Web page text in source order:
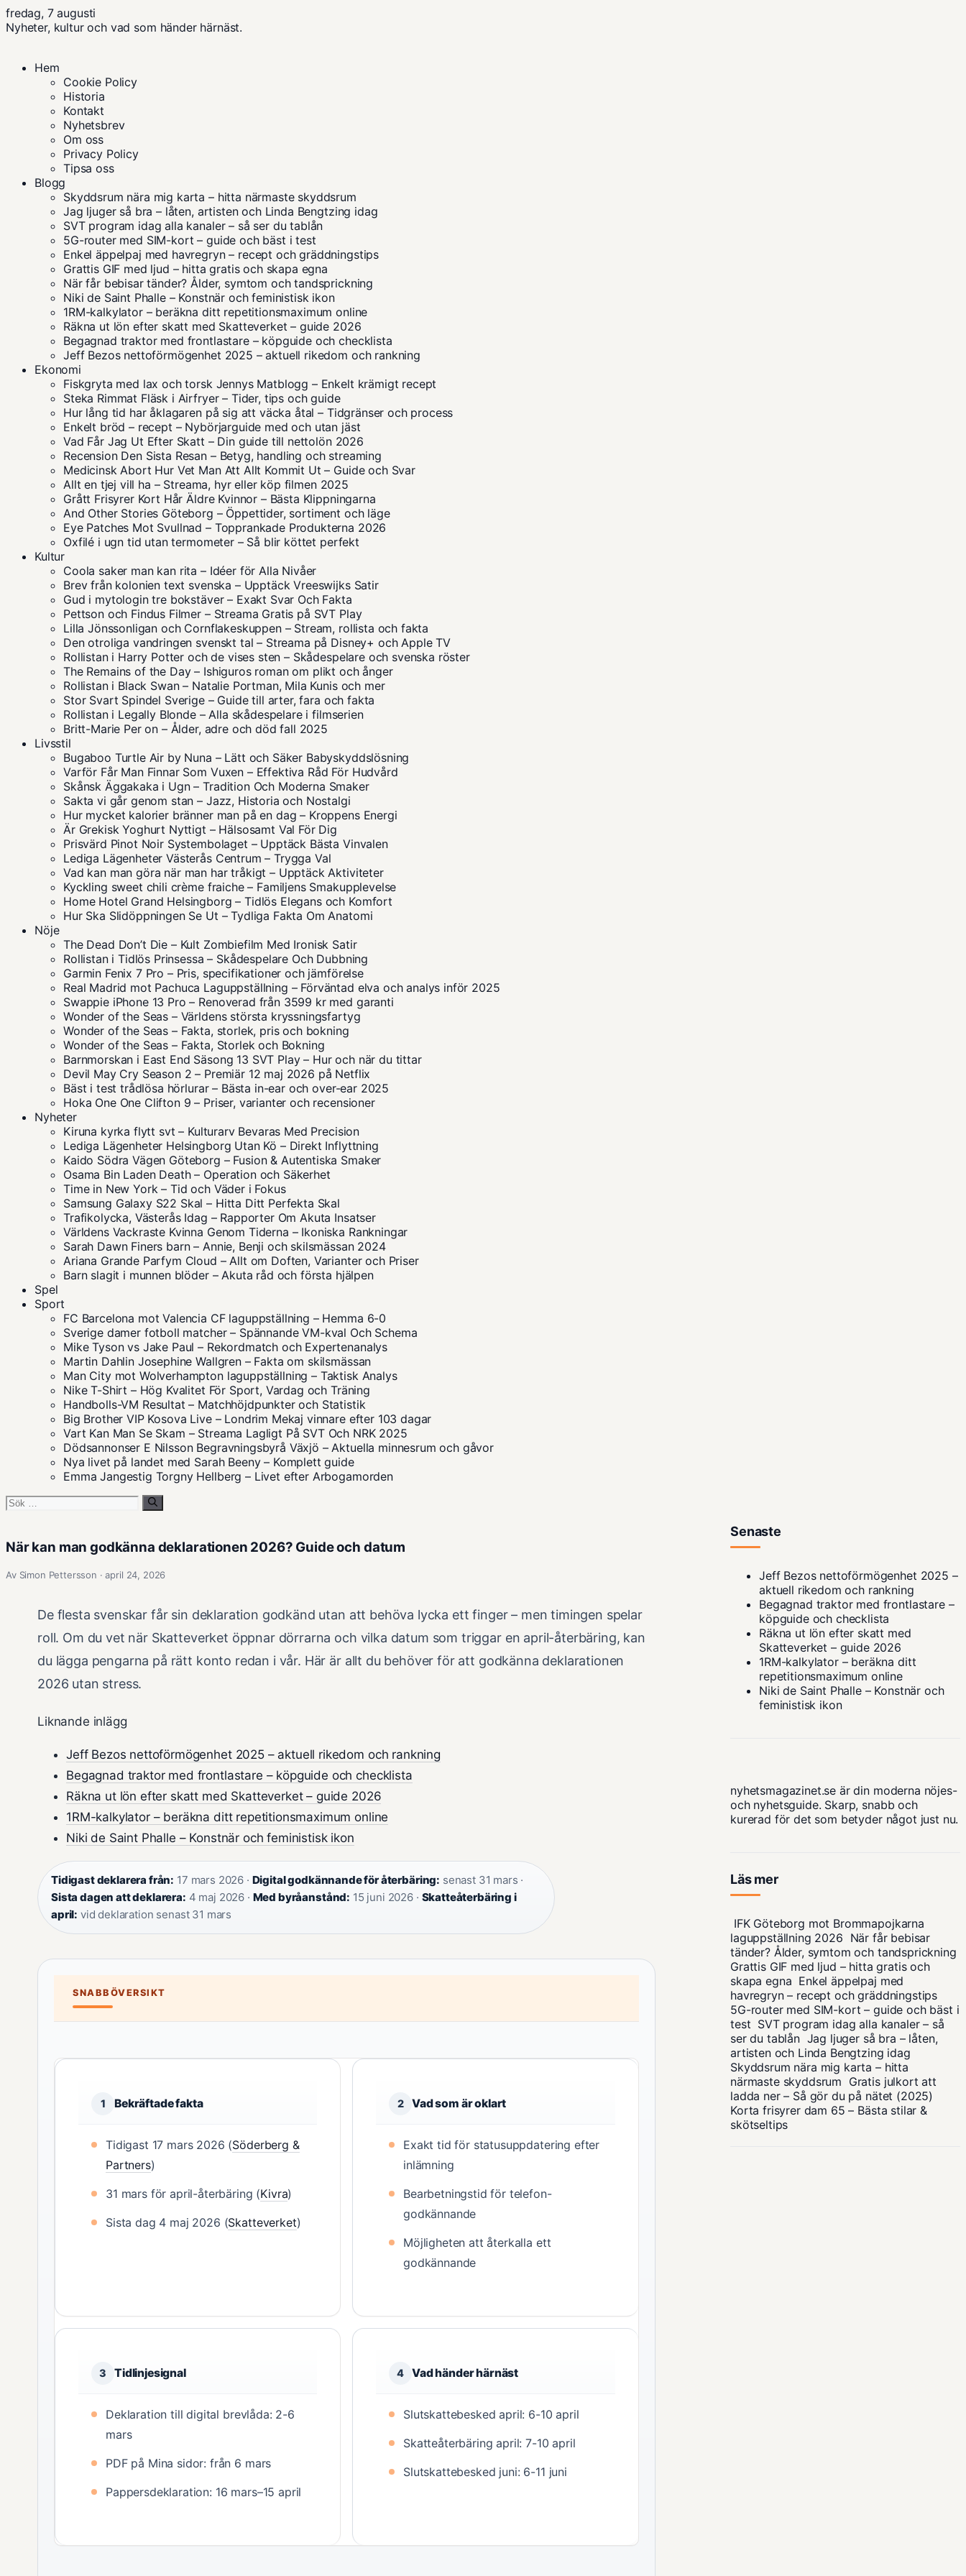
fredag, 7 augusti
Nyheter, kultur och vad som händer härnäst.
Hem
Cookie Policy
Historia
Kontakt
Nyhetsbrev
Om oss
Privacy Policy
Tipsa oss
Blogg
Skyddsrum nära mig karta – hitta närmaste skyddsrum
Jag ljuger så bra – låten, artisten och Linda Bengtzing idag
SVT program idag alla kanaler – så ser du tablån
5G-router med SIM-kort – guide och bäst i test
Enkel äppelpaj med havregryn – recept och gräddningstips
Grattis GIF med ljud – hitta gratis och skapa egna
När får bebisar tänder? Ålder, symtom och tandsprickning
Niki de Saint Phalle – Konstnär och feministisk ikon
1RM-kalkylator – beräkna ditt repetitionsmaximum online
Räkna ut lön efter skatt med Skatteverket – guide 2026
Begagnad traktor med frontlastare – köpguide och checklista
Jeff Bezos nettoförmögenhet 2025 – aktuell rikedom och rankning
Ekonomi
Fiskgryta med lax och torsk Jennys Matblogg – Enkelt krämigt recept
Steka Rimmat Fläsk i Airfryer – Tider, tips och guide
Hur lång tid har åklagaren på sig att väcka åtal – Tidgränser och process
Enkelt bröd – recept – Nybörjarguide med och utan jäst
Vad Får Jag Ut Efter Skatt – Din guide till nettolön 2026
Recension Den Sista Resan – Betyg, handling och streaming
Medicinsk Abort Hur Vet Man Att Allt Kommit Ut – Guide och Svar
Allt en tjej vill ha – Streama, hyr eller köp filmen 2025
Grått Frisyrer Kort Hår Äldre Kvinnor – Bästa Klippningarna
And Other Stories Göteborg – Öppettider, sortiment och läge
Eye Patches Mot Svullnad – Topprankade Produkterna 2026
Oxfilé i ugn tid utan termometer – Så blir köttet perfekt
Kultur
Coola saker man kan rita – Idéer för Alla Nivåer
Brev från kolonien text svenska – Upptäck Vreeswijks Satir
Gud i mytologin tre bokstäver – Exakt Svar Och Fakta
Pettson och Findus Filmer – Streama Gratis på SVT Play
Lilla Jönssonligan och Cornflakeskuppen – Stream, rollista och fakta
Den otroliga vandringen svenskt tal – Streama på Disney+ och Apple TV
Rollistan i Harry Potter och de vises sten – Skådespelare och svenska röster
The Remains of the Day – Ishiguros roman om plikt och ånger
Rollistan i Black Swan – Natalie Portman, Mila Kunis och mer
Stor Svart Spindel Sverige – Guide till arter, fara och fakta
Rollistan i Legally Blonde – Alla skådespelare i filmserien
Britt-Marie Per on – Ålder, adre och död fall 2025
Livsstil
Bugaboo Turtle Air by Nuna – Lätt och Säker Babyskyddslösning
Varför Får Man Finnar Som Vuxen – Effektiva Råd För Hudvård
Skånsk Äggakaka i Ugn – Tradition Och Moderna Smaker
Sakta vi går genom stan – Jazz, Historia och Nostalgi
Hur mycket kalorier bränner man på en dag – Kroppens Energi
Är Grekisk Yoghurt Nyttigt – Hälsosamt Val För Dig
Prisvärd Pinot Noir Systembolaget – Upptäck Bästa Vinvalen
Lediga Lägenheter Västerås Centrum – Trygga Val
Vad kan man göra när man har tråkigt – Upptäck Aktiviteter
Kyckling sweet chili crème fraiche – Familjens Smakupplevelse
Home Hotel Grand Helsingborg – Tidlös Elegans och Komfort
Hur Ska Slidöppningen Se Ut – Tydliga Fakta Om Anatomi
Nöje
The Dead Don’t Die – Kult Zombiefilm Med Ironisk Satir
Rollistan i Tidlös Prinsessa – Skådespelare Och Dubbning
Garmin Fenix 7 Pro – Pris, specifikationer och jämförelse
Real Madrid mot Pachuca Laguppställning – Förväntad elva och analys inför 2025
Swappie iPhone 13 Pro – Renoverad från 3599 kr med garanti
Wonder of the Seas – Världens största kryssningsfartyg
Wonder of the Seas – Fakta, storlek, pris och bokning
Wonder of the Seas – Fakta, Storlek och Bokning
Barnmorskan i East End Säsong 13 SVT Play – Hur och när du tittar
Devil May Cry Season 2 – Premiär 12 maj 2026 på Netflix
Bäst i test trådlösa hörlurar – Bästa in-ear och over-ear 2025
Hoka One One Clifton 9 – Priser, varianter och recensioner
Nyheter
Kiruna kyrka flytt svt – Kulturarv Bevaras Med Precision
Lediga Lägenheter Helsingborg Utan Kö – Direkt Inflyttning
Kaido Södra Vägen Göteborg – Fusion & Autentiska Smaker
Osama Bin Laden Death – Operation och Säkerhet
Time in New York – Tid och Väder i Fokus
Samsung Galaxy S22 Skal – Hitta Ditt Perfekta Skal
Trafikolycka, Västerås Idag – Rapporter Om Akuta Insatser
Världens Vackraste Kvinna Genom Tiderna – Ikoniska Rankningar
Sarah Dawn Finers barn – Annie, Benji och skilsmässan 2024
Ariana Grande Parfym Cloud – Allt om Doften, Varianter och Priser
Barn slagit i munnen blöder – Akuta råd och första hjälpen
Spel
Sport
FC Barcelona mot Valencia CF laguppställning – Hemma 6-0
Sverige damer fotboll matcher – Spännande VM-kval Och Schema
Mike Tyson vs Jake Paul – Rekordmatch och Expertenanalys
Martin Dahlin Josephine Wallgren – Fakta om skilsmässan
Man City mot Wolverhampton laguppställning – Taktisk Analys
Nike T-Shirt – Hög Kvalitet För Sport, Vardag och Träning
Handbolls-VM Resultat – Matchhöjdpunkter och Statistik
Big Brother VIP Kosova Live – Londrim Mekaj vinnare efter 103 dagar
Vart Kan Man Se Skam – Streama Lagligt På SVT Och NRK 2025
Dödsannonser E Nilsson Begravningsbyrå Växjö – Aktuella minnesrum och gåvor
Nya livet på landet med Sarah Beeny – Komplett guide
Emma Jangestig Torgny Hellberg – Livet efter Arbogamorden
Sök
När kan man godkänna deklarationen 2026? Guide och datum
Av Simon Pettersson · april 24, 2026
De flesta svenskar får sin deklaration godkänd utan att behöva lycka ett finger – men timingen spelar
roll. Om du vet när Skatteverket öppnar dörrarna och vilka datum som triggar en april-återbäring, kan
du lägga pengarna på rätt konto redan i vår. Här är allt du behöver för att godkänna deklarationen
2026 utan stress.
Liknande inlägg
Jeff Bezos nettoförmögenhet 2025 – aktuell rikedom och rankning
Begagnad traktor med frontlastare – köpguide och checklista
Räkna ut lön efter skatt med Skatteverket – guide 2026
1RM-kalkylator – beräkna ditt repetitionsmaximum online
Niki de Saint Phalle – Konstnär och feministisk ikon
Tidigast deklarera från: 17 mars 2026 · Digital godkännande för återbäring: senast 31 mars ·
Sista dagen att deklarera: 4 maj 2026 · Med byråanstånd: 15 juni 2026 · Skatteåterbäring i
april: vid deklaration senast 31 mars
SNABBÖVERSIKT
1 Bekräftade fakta
Tidigast 17 mars 2026 (Söderberg &
Partners)
31 mars för april-återbäring (Kivra)
Sista dag 4 maj 2026 (Skatteverket)
2 Vad som är oklart
Exakt tid för statusuppdatering efter
inlämning
Bearbetningstid för telefon-
godkännande
Möjligheten att återkalla ett
godkännande
3 Tidlinjesignal
Deklaration till digital brevlåda: 2-6
mars
PDF på Mina sidor: från 6 mars
Pappersdeklaration: 16 mars–15 april
4 Vad händer härnäst
Slutskattebesked april: 6-10 april
Skatteåterbäring april: 7-10 april
Slutskattebesked juni: 6-11 juni
Senaste
Jeff Bezos nettoförmögenhet 2025 –
aktuell rikedom och rankning
Begagnad traktor med frontlastare –
köpguide och checklista
Räkna ut lön efter skatt med
Skatteverket – guide 2026
1RM-kalkylator – beräkna ditt
repetitionsmaximum online
Niki de Saint Phalle – Konstnär och
feministisk ikon
nyhetsmagazinet.se är din moderna nöjes-
och nyhetsguide. Skarp, snabb och
kurerad för det som betyder något just nu.
Läs mer
IFK Göteborg mot Brommapojkarna
laguppställning 2026 När får bebisar
tänder? Ålder, symtom och tandsprickning
Grattis GIF med ljud – hitta gratis och
skapa egna Enkel äppelpaj med
havregryn – recept och gräddningstips
5G-router med SIM-kort – guide och bäst i
test SVT program idag alla kanaler – så
ser du tablån Jag ljuger så bra – låten,
artisten och Linda Bengtzing idag
Skyddsrum nära mig karta – hitta
närmaste skyddsrum Gratis julkort att
ladda ner – Så gör du på nätet (2025)
Korta frisyrer dam 65 – Bästa stilar &
skötseltips